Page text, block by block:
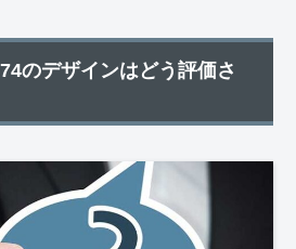
のデザインはどう評価さ